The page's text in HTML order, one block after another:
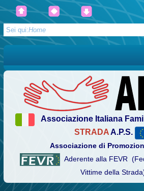
Sei qui:Home
Associazione Italiana
STRADAA.P.S.
Associazione di
Aderente alla FEVR
Vittime della